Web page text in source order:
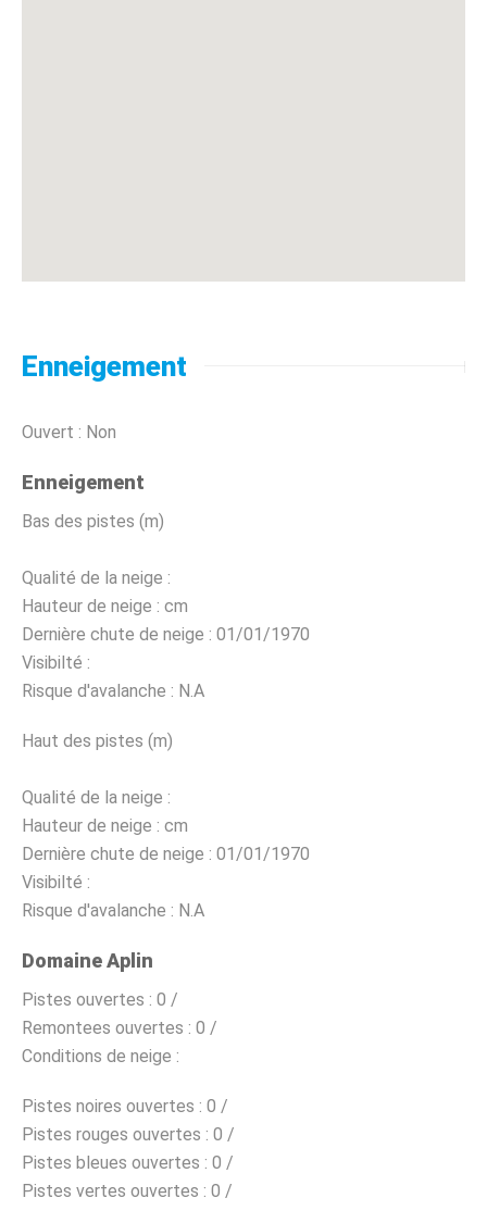
Enneigement
Ouvert : Non
Enneigement
Bas des pistes (m)
Qualité de la neige :
Hauteur de neige : cm
Dernière chute de neige : 01/01/1970
Visibilté :
Risque d'avalanche : N.A
Haut des pistes (m)
Qualité de la neige :
Hauteur de neige : cm
Dernière chute de neige : 01/01/1970
Visibilté :
Risque d'avalanche : N.A
Domaine Aplin
Pistes ouvertes : 0 /
Remontees ouvertes : 0 /
Conditions de neige :
Pistes noires ouvertes : 0 /
Pistes rouges ouvertes : 0 /
Pistes bleues ouvertes : 0 /
Pistes vertes ouvertes : 0 /